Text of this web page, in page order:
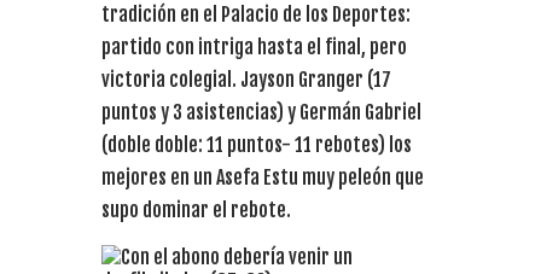
tradición en el Palacio de los Deportes:
partido con intriga hasta el final, pero
victoria colegial. Jayson Granger (17
puntos y 3 asistencias) y Germán Gabriel
(doble doble: 11 puntos- 11 rebotes) los
mejores en un Asefa Estu muy peleón que
supo dominar el rebote.